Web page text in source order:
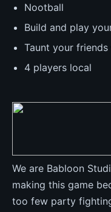
Nootball
Build and play
Taunt your
4 players local
We are Babloon
making this game
too few party